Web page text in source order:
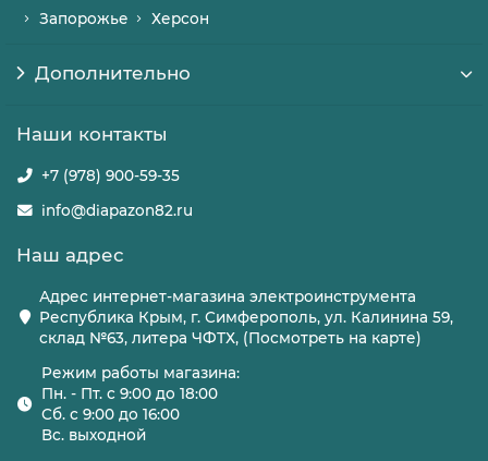
Запорожье
Херсон
Дополнительно
Наши контакты
+7 (978) 900-59-35
info@diapazon82.ru
Наш адрес
Адрес интернет-магазина электроинструмента
Республика Крым, г. Симферополь, ул. Калинина 59,
склад №63, литера ЧФТХ, (Посмотреть на карте)
Режим работы магазина:
Пн. - Пт. с 9:00 до 18:00
Сб. с 9:00 до 16:00
Вс. выходной